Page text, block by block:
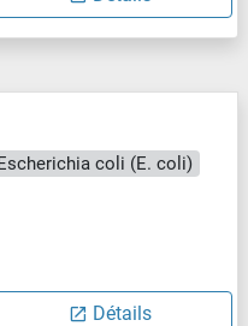
coli (E. coli)
Détails